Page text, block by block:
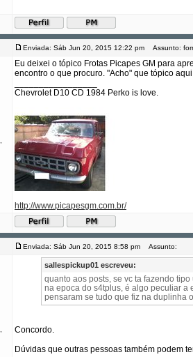
Enviada: Sáb Jun 20, 2015 12:22 pm Assunto:
Eu deixei o tópico Frotas Picapes GM para
encontro o que procuro. "Acho" que tópico
Chevrolet D10 CD 1984 Perko is love.
http://www.picapesgm.com.br/
Enviada: Sáb Jun 20, 2015 8:58 pm Assunto:
sallespickup01 escreveu:
quanto aos posts, se vc ta fazendo
na epoca do s4tplus, é algo peculiar a
pensaram se tudo que fiz na duplinha
Concordo.
Dúvidas que outras pessoas também podem